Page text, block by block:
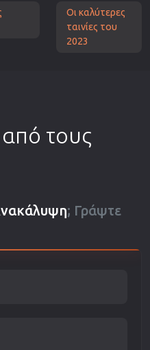
Οι καλύτερες
ταινίες του
2023
από τους
; Γράψτε